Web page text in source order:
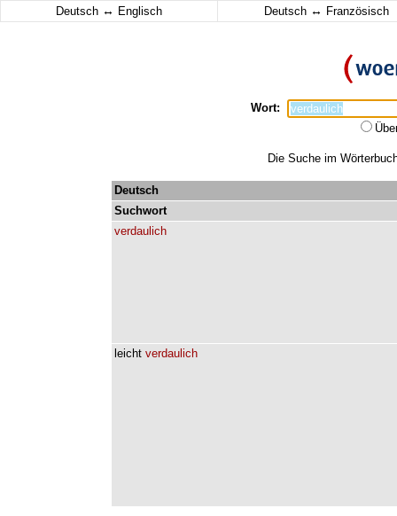
Deutsch ↔ Englisch Deutsch ↔ Französisch
Wort:
Die Suche im
Deutsch
Suchwort
verdaulich
leicht verdaulich